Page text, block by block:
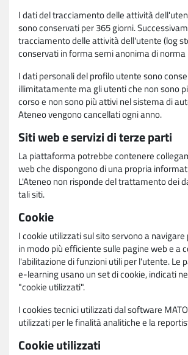
I dati del tracciamento delle attività
sono conservati per 365 giorni.
tracciamento delle attività dell'utente (log
conservati in forma semi anonima di norma
I dati personali del profilo utente sono
illimitatamente ma gli utenti che non sono
corso e non sono più attivi nel sistema di
Ateneo vengono cancellati ogni anno.
Siti web e servizi di terze parti
La piattaforma potrebbe contenere
web che dispongono di una propria
L'Ateneo non risponde del trattamento dei
tali siti.
Cookie
I cookie utilizzati sul sito servono a
in modo più efficiente sulle pagine web e a
l'abilitazione di funzioni utili per l'utente. Le
e-learning usano un set di cookie, indicati
"cookie utilizzati".
I cookies tecnici utilizzati dal software
utilizzati per le finalità analitiche e la
Cookie utilizzati